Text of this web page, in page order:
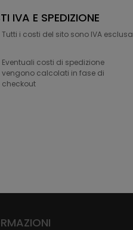
IVA E SPEDIZIONE
Tutti i costi del sito sono IVA esclusa
Eventuali costi di spedizione
vengono calcolati in fase di
checkout